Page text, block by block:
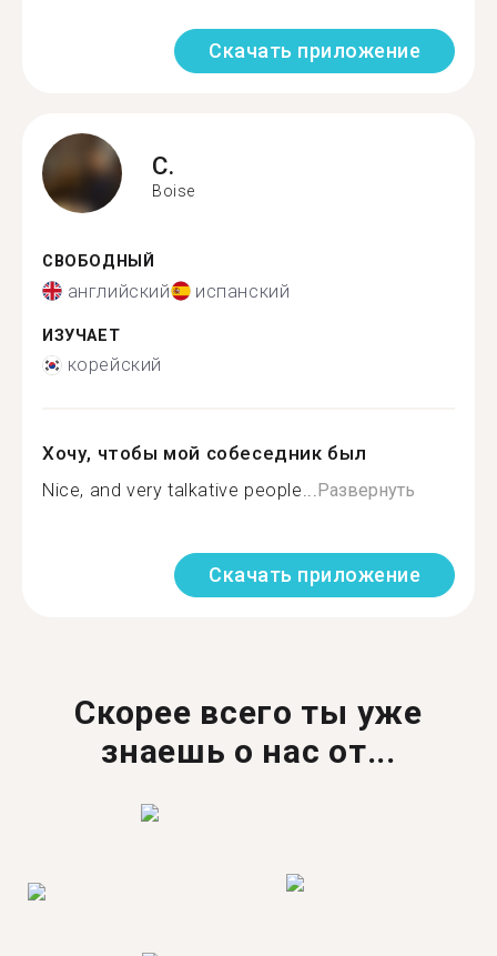
Скачать приложение
C.
Boise
СВОБОДНЫЙ
английский испанский
ИЗУЧАЕТ
корейский
Хочу, чтобы мой собеседник был
Nice, and very talkative people...Развернуть
Скачать приложение
Скорее всего ты уже
знаешь о нас от...